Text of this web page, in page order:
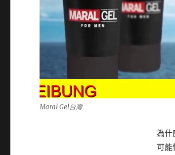
Maral Gel台灣
為什
可能